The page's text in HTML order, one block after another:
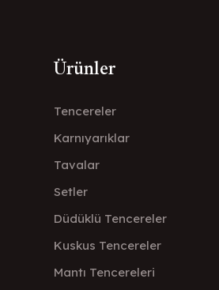
Ürünler
Tencereler
Karnıyarıklar
Tavalar
Setler
Düdüklü Tencereler
Kuskus Tencereler
Mantı Tencereleri